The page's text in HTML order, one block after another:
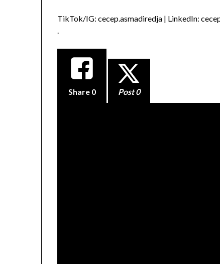
TikTok/IG: cecep.asmadiredja | LinkedIn:
.
Share 0 Post 0